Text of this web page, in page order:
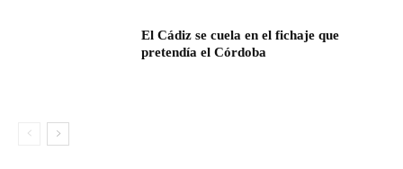
El Cádiz se cuela en el fichaje que
pretendía el Córdoba